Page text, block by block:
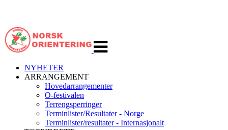
navigasjon
NYHETER
ARRANGEMENT
Hovedarrangementer
O-festivalen
Terrengsperringer
Terminlister/Resultater - Norge
Terminlister/resultater - Internasjonalt